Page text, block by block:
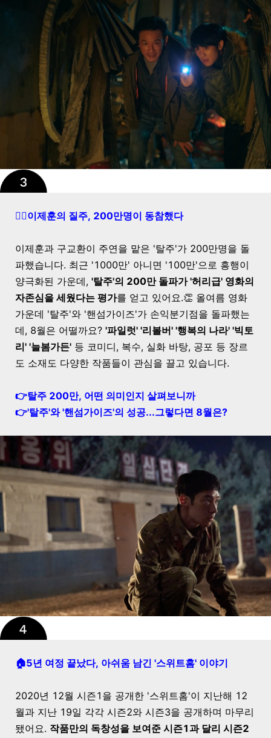
🏃‍♂️이제훈의 질주, 200만명이 동참했다
이제훈과 구교환이 주연을 맡은 '탈주'가 200만명을 돌
파했습니다. 최근 '1000만' 아니면 '100만'으로 흥행이
양극화된 가운데, '탈주'의 200만 돌파가 '허리급' 영화의
자존심을 세웠다는 평가를 얻고 있어요.👏 올여름 영화
가운데 '탈주'와 '핸섬가이즈'가 손익분기점을 돌파했는
데, 8월은 어떨까요? '파일럿' '리볼버' '행복의 나라' '빅토
리' '늘봄가든' 등 코미디, 복수, 실화 바탕, 공포 등 장르
도 소재도 다양한 작품들이 관심을 끌고 있습니다.
👉탈주 200만, 어떤 의미인지 살펴보니까
👉'탈주'와 '핸섬가이즈'의 성공...그렇다면 8월은?
🏠5년 여정 끝났다, 아쉬움 남긴 '스위트홈' 이야기
2020년 12월 시즌1을 공개한 '스위트홈'이 지난해 12
월과 지난 19일 각각 시즌2와 시즌3을 공개하며 마무리
됐어요. 작품만의 독창성을 보여준 시즌1과 달리 시즌2